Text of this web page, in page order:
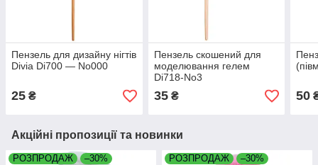
Пензель для дизайну нігтів
Divia Di700 — No000
25 ₴
Пензель скошений для
моделювання гелем
Di718-No3
35₴ 50
Акційні пропозиції та новинки
РОЗПРОДАЖ –30% РОЗПРОДАЖ –30%